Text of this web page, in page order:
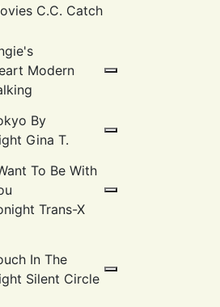
C.C. Catch
Modern
By
Gina T.
To Be With
Trans-X
In The
Silent Circle